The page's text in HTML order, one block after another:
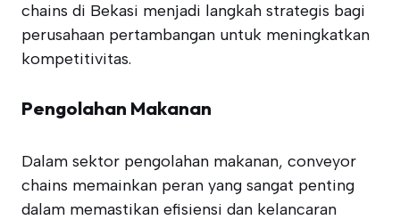
chains di Bekasi menjadi langkah strategis bagi
perusahaan pertambangan untuk meningkatkan
kompetitivitas.
Pengolahan Makanan
Dalam sektor pengolahan makanan, conveyor
chains memainkan peran yang sangat penting
dalam memastikan efisiensi dan kelancaran